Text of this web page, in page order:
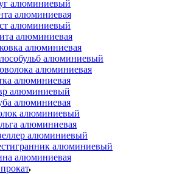
алюминиевый
алюминиевая
алюминиевый
алюминиевая
алюминиевая
алюминиевый
алюминиевая
алюминиевая
алюминиевый
алюминиевая
алюминиевый
алюминиевая
алюминиевый
алюминиевый
алюминиевая